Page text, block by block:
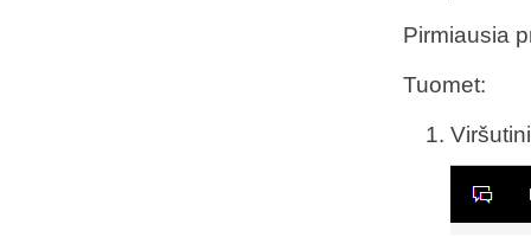
Pirmiausia
Tuomet: